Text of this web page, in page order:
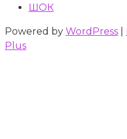
ШОК
Powered by WordPress
Plus